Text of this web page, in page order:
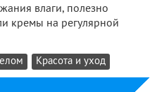
влаги, полезно
кремы на регулярной
Красота и уход